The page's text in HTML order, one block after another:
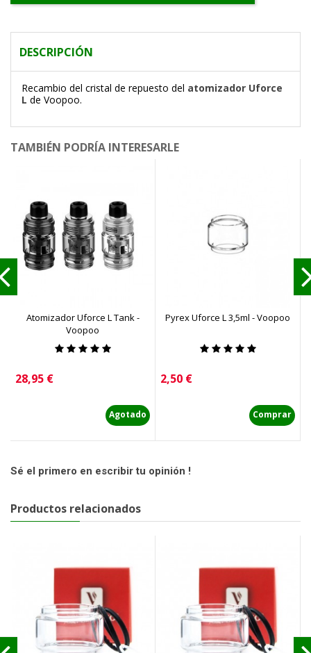
DESCRIPCIÓN
Recambio del cristal de repuesto del atomizador Uforce
L de Voopoo.
TAMBIÉN PODRÍA INTERESARLE
Atomizador Uforce L Tank -
Voopoo
Precio
28,95 €
Agotado
Pyrex Uforce L 3,5ml - Voopoo
Precio
2,50 €
Comprar
Sé el primero en escribir tu opinión !
Productos relacionados